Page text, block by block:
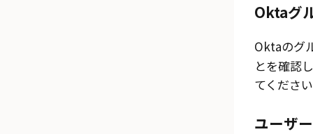
Oktaグ
Oktaのグ
とを確認
てくださ
ユーザ